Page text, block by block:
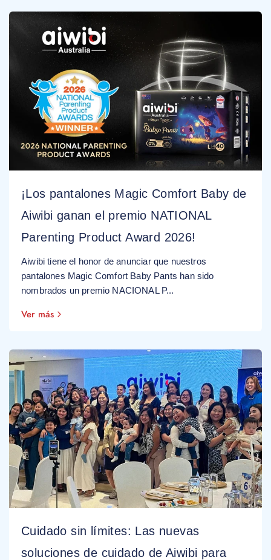
¡Los pantalones Magic Comfort Baby de
Aiwibi ganan el premio NATIONAL
Parenting Product Award 2026!
Aiwibi tiene el honor de anunciar que nuestros
pantalones Magic Comfort Baby Pants han sido
nombrados un premio NACIONAL P...
Ver más
Cuidado sin límites: Las nuevas
soluciones de cuidado de Aiwibi para